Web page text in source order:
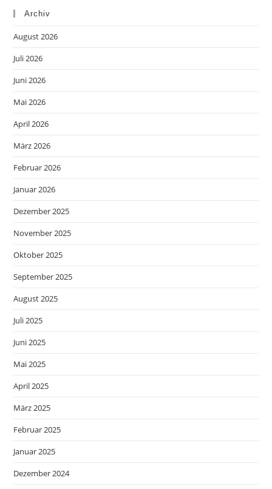
Archiv
August 2026
Juli 2026
Juni 2026
Mai 2026
April 2026
März 2026
Februar 2026
Januar 2026
Dezember 2025
November 2025
Oktober 2025
September 2025
August 2025
Juli 2025
Juni 2025
Mai 2025
April 2025
März 2025
Februar 2025
Januar 2025
Dezember 2024